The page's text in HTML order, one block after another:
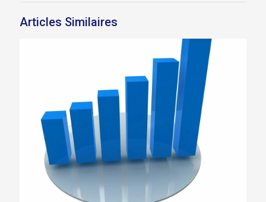
Articles Similaires